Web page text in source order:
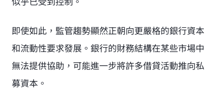
即使如此，監管趨勢顯然正朝向更嚴格的銀行資本
和流動性要求發展。銀行的財務結構在某些市場中
無法提供協助，可能進一步將許多借貸活動推向私
募資本。